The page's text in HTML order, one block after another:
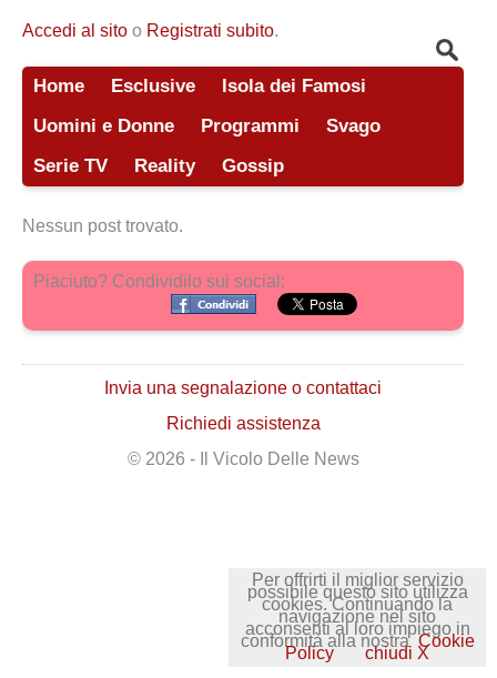
Accedi al sito o Registrati subito.
Home Esclusive
Isola dei Famosi
Uomini e Donne
Programmi
Svago
Serie TV
Reality Gossip
Nessun post trovato.
Piaciuto? Condividilo sui social:
Invia una segnalazione o contattaci
Richiedi assistenza
© 2026 - Il Vicolo Delle News
Per offrirti il miglior servizio
possibile questo sito utilizza
cookies. Continuando la
navigazione nel sito
acconsenti al loro impiego in
conformità alla nostra Cookie
Policy chiudi X